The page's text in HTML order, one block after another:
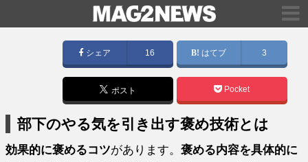
シェア 16 はてブ 3
ポスト Pocket
部下のやる気を引き出す褒め技術とは
効果的に褒めるコツがあります。褒める内容を具体的に